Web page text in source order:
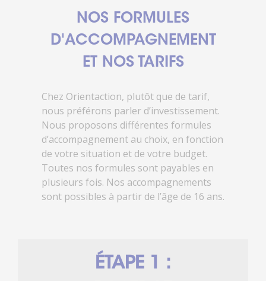
NOS FORMULES
D'ACCOMPAGNEMENT
ET NOS TARIFS
Chez Orientaction, plutôt que de tarif,
nous préférons parler d’investissement.
Nous proposons différentes formules
d’accompagnement au choix, en fonction
de votre situation et de votre budget.
Toutes nos formules sont payables en
plusieurs fois. Nos accompagnements
sont possibles à partir de l’âge de 16 ans.
ÉTAPE 1 :